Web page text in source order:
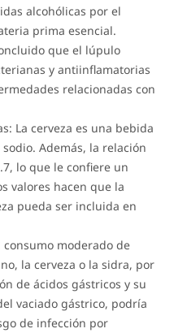
alcohólicas por el
prima esencial.
que el lúpulo
y antiinflamatorias
relacionadas con
La cerveza es una bebida
Además, la relación
lo que le confiere un
valores hacen que la
pueda ser incluida en
consumo moderado de
la cerveza o la sidra, por
de ácidos gástricos y su
vaciado gástrico, podría
de infección por